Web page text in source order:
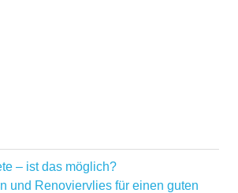
– ist das möglich?
und Renoviervlies für einen guten